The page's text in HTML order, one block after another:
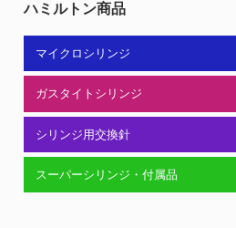
ハミルトン商品
マイクロシリンジ
ガスタイトシリンジ
シリンジ用交換針
スーパーシリンジ・付属品